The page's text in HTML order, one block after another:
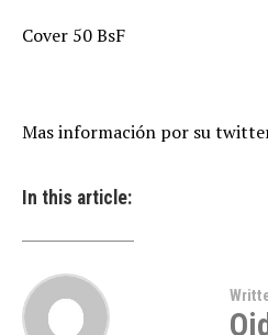
Cover 50 BsF
Mas información por su
In this article: